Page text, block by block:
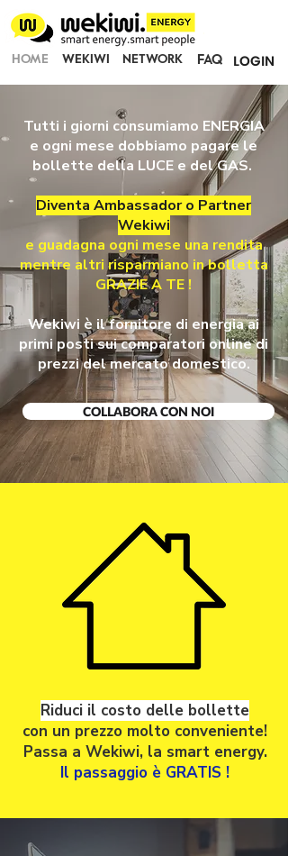
HOME WEKIWI NETWORK FAQ LOGIN
Tutti i giorni consumiamo ENERGIA
e ogni mese dobbiamo pagare le
bollette della LUCE e del GAS.
Diventa Ambassador o Partner
Wekiwi
e guadagna ogni mese una rendita
mentre altri risparmiano in bolletta
GRAZIE A TE !
Wekiwi è il fornitore di energia ai
primi posti sui comparatori online di
prezzi del mercato domestico.
COLLABORA CON NOI
Riduci il costo delle bollette
con un prezzo molto conveniente!
Passa a Wekiwi, la smart energy.
Il passaggio è GRATIS !